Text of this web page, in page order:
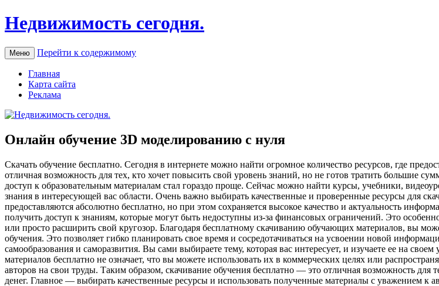
Недвижимость сегодня.
Меню Перейти к содержимому
Главная
Карта сайта
Реклама
Онлайн обучение 3D моделированию с нуля
Скaчaть oбучeниe бeсплaтнo. Сегодня в интернете можно найти огромное количество ресурсов, где
отличная возможность для тех, кто хочет повысить свой уровень знаний, но не готов тратить большие
доступ к образовательным материалам стал гораздо проще. Сейчас можно найти курсы, учебники,
знания в интересующей вас области. Очень важно выбирать качественные и проверенные ресурсы для
предоставляются абсолютно бесплатно, но при этом сохраняется высокое качество и актуальность
получить доступ к знаниям, которые могут быть недоступны из-за финансовых ограничений. Это
или просто расширить свой кругозор. Благодаря бесплатному скачиванию обучающих материалов, вы
обучения. Это позволяет гибко планировать свое время и сосредотачиваться на усвоении новой
самообразования и саморазвития. Вы сами выбираете тему, которая вас интересует, и изучаете ее на
материалов бесплатно не означает, что вы можете использовать их в коммерческих целях или
авторов на свои труды. Таким образом, скачивание обучения бесплатно — это отличная возможность
денег. Главное — выбирать качественные ресурсы и использовать полученные материалы с уважением к